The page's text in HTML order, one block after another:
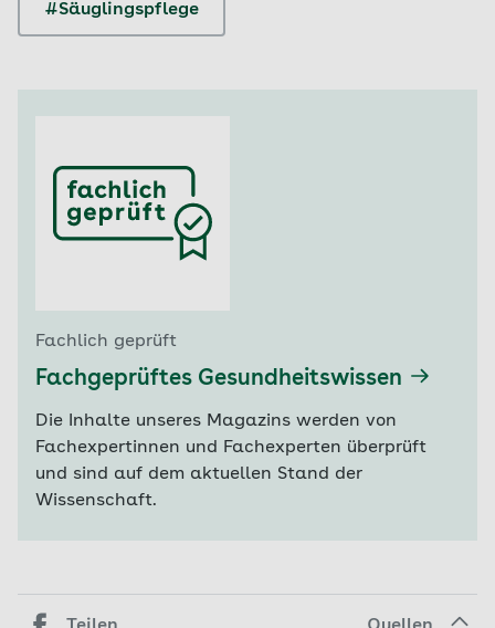
#Säuglingspflege
Fachlich geprüft
Fachgeprüftes Gesundheitswissen
Die Inhalte unseres Magazins werden von
Fachexpertinnen und Fachexperten überprüft
und sind auf dem aktuellen Stand der
Wissenschaft.